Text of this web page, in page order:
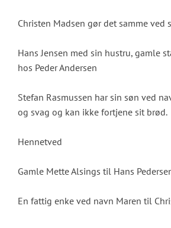
Christen Madsen gør det samme ved
Hans Jensen med sin hustru, gamle
hos Peder Andersen
Stefan Rasmussen har sin søn ved
og svag og kan ikke fortjene sit brød.
Hennetved
Gamle Mette Alsings til Hans
En fattig enke ved navn Maren til